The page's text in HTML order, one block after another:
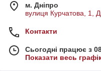
м. Дніпро
вулиця Курчатова, 1,
Контакти
Сьогодні працює з
Показати весь